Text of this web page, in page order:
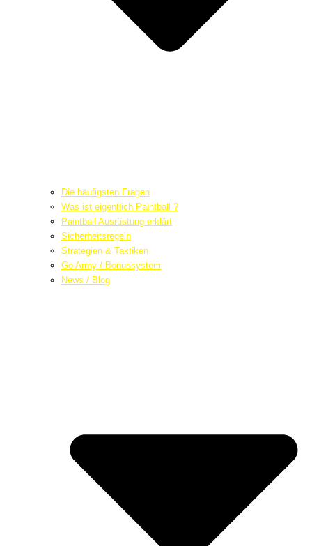
Die häufigsten Fragen
Was ist eigentlich Paintball ?
Paintball Ausrüstung erklärt
Sicherheitsregeln
Strategien & Taktiken
Go Army / Bonussystem
News / Blog